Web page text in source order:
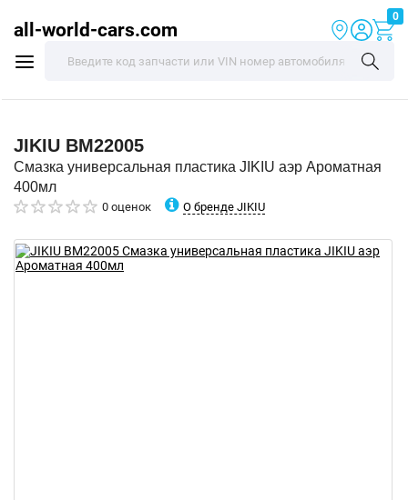
all-world-cars.com
0
JIKIU BM22005
Смазка универсальная пластика JIKIU аэр Ароматная
400мл
0 оценок О бренде JIKIU